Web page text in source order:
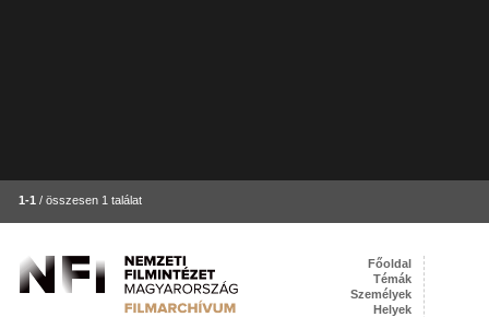
1-1 / összesen 1 találat
Főoldal
Témák
Személyek
Helyek